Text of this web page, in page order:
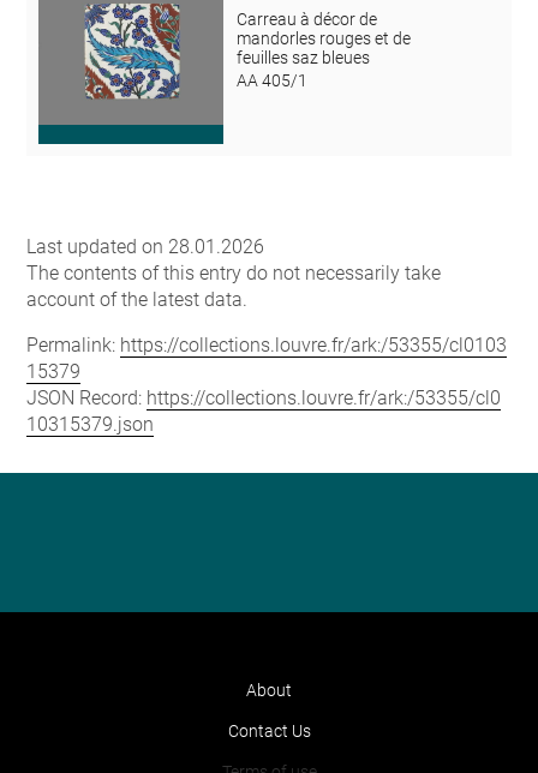
Carreau à décor de
mandorles rouges et de
feuilles saz bleues
AA 405/1
Last updated on 28.01.2026
The contents of this entry do not necessarily take
account of the latest data.
Permalink: https://collections.louvre.fr/ark:/53355/cl0103
15379
JSON Record: https://collections.louvre.fr/ark:/53355/cl0
10315379.json
About
Contact Us